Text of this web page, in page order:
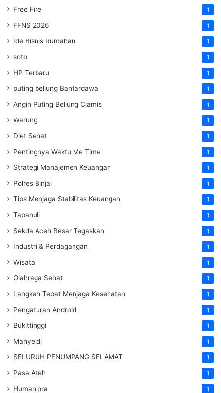
Free Fire 1
FFNS 2026 1
Ide Bisnis Rumahan 1
soto 1
HP Terbaru 1
puting beliung Bantardawa 1
Angin Puting Beliung Ciamis 1
Warung 1
Diet Sehat 1
Pentingnya Waktu Me Time 1
Strategi Manajemen Keuangan 1
Polres Binjai 1
Tips Menjaga Stabilitas Keuangan 1
Tapanuli 1
Sekda Aceh Besar Tegaskan 1
Industri & Perdagangan 1
Wisata 1
Olahraga Sehat 1
Langkah Tepat Menjaga Kesehatan 1
Pengaturan Android 1
Bukittinggi 1
Mahyeldi 1
SELURUH PENUMPANG SELAMAT 1
Pasa Ateh 1
Humaniora 1